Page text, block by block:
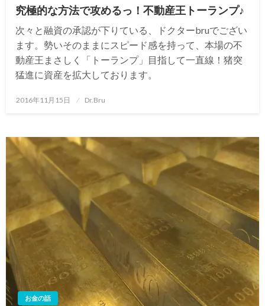
究極的な方法で攻めるっ！不動産王トーランプ♪
次々と融資の承認が下りている、ドクターbruでござい
ます。勢いそのままにスピード感を持って、本場の不
動産王まさしく「トーランプ」目指して一直線！猪突
猛進に資産を拡大しております。
投
2016年11月15日 Dr.Bru
お金の話